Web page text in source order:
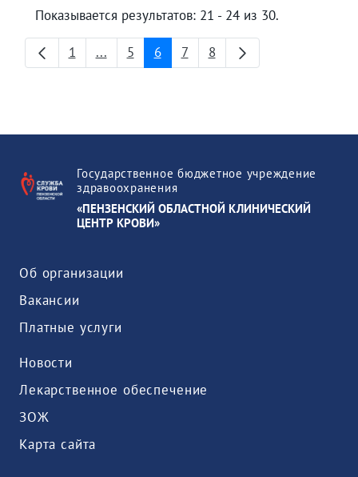
Показывается результатов: 21 - 24 из 30.
Страница
1 ...Промежуточные страницы
Страница
5 Страница
6 Страница
7 Страница
8
Государственное бюджетное учреждение
здравоохранения
«ПЕНЗЕНСКИЙ ОБЛАСТНОЙ КЛИНИЧЕСКИЙ
ЦЕНТР КРОВИ»
Об организации
Вакансии
Платные услуги
Новости
Лекарственное обеспечение
ЗОЖ
Карта сайта